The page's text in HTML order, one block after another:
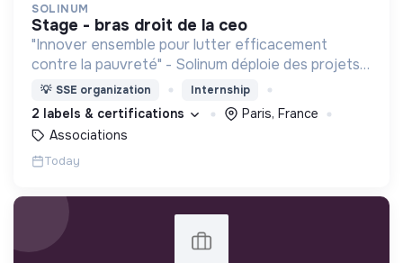
SOLINUM
stage - bras droit de la ceo
"Innover ensemble pour lutter efficacement
contre la pauvreté" - Solinum déploie des projets
d'innovation sociale qui utilisent le numérique pour
participer à la lutte contre la pauvreté
💡 SSE organization Internship
2 labels & certifications
Paris, France
Associations
Today